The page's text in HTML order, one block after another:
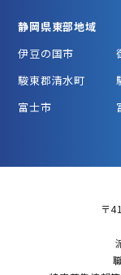
静岡県東部地域
伊豆の国市
駿東郡清水町
富士市
〒